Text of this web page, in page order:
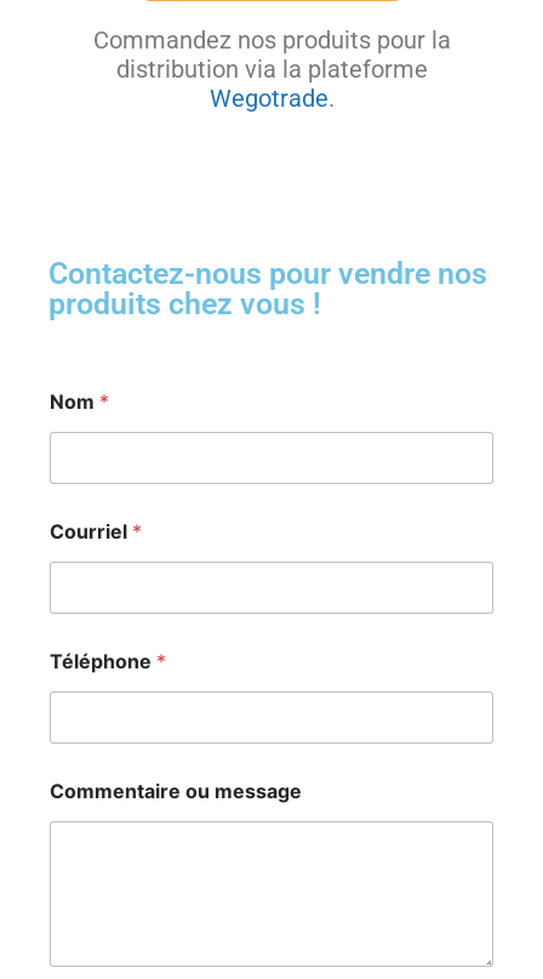
Commandez nos produits pour la
distribution via la plateforme
Wegotrade.
Contactez-nous pour vendre nos
produits chez vous !
Nom *
Courriel *
e
s
a
e
*
C
t
Téléphone *
Commentaire ou message